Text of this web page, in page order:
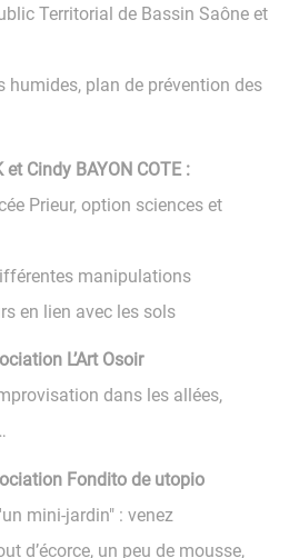
Territorial de Bassin Saône et
humides, plan de prévention des
et Cindy BAYON COTE :
Prieur, option sciences et
manipulations
en lien avec les sols
L’Art Osoir
dans les allées,
Fondito de utopio
mini-jardin" : venez
d’écorce, un peu de mousse,